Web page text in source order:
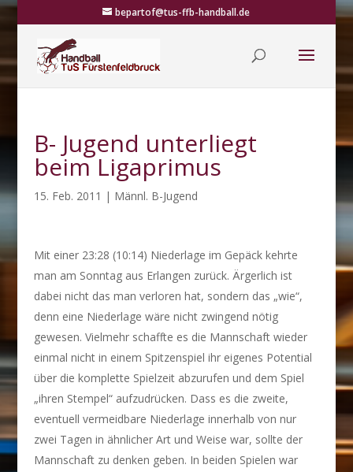
bepartof@tus-ffb-handball.de
B- Jugend unterliegt
beim Ligaprimus
15. Feb. 2011 | Männl. B-Jugend
Mit einer 23:28 (10:14) Niederlage im Gepäck kehrte
man am Sonntag aus Erlangen zurück. Ärgerlich ist
dabei nicht das man verloren hat, sondern das „wie“,
denn eine Niederlage wäre nicht zwingend nötig
gewesen. Vielmehr schaffte es die Mannschaft wieder
einmal nicht in einem Spitzenspiel ihr eigenes Potential
über die komplette Spielzeit abzurufen und dem Spiel
„ihren Stempel“ aufzudrücken. Dass es die zweite,
eventuell vermeidbare Niederlage innerhalb von nur
zwei Tagen in ähnlicher Art und Weise war, sollte der
Mannschaft zu denken geben. In beiden Spielen war